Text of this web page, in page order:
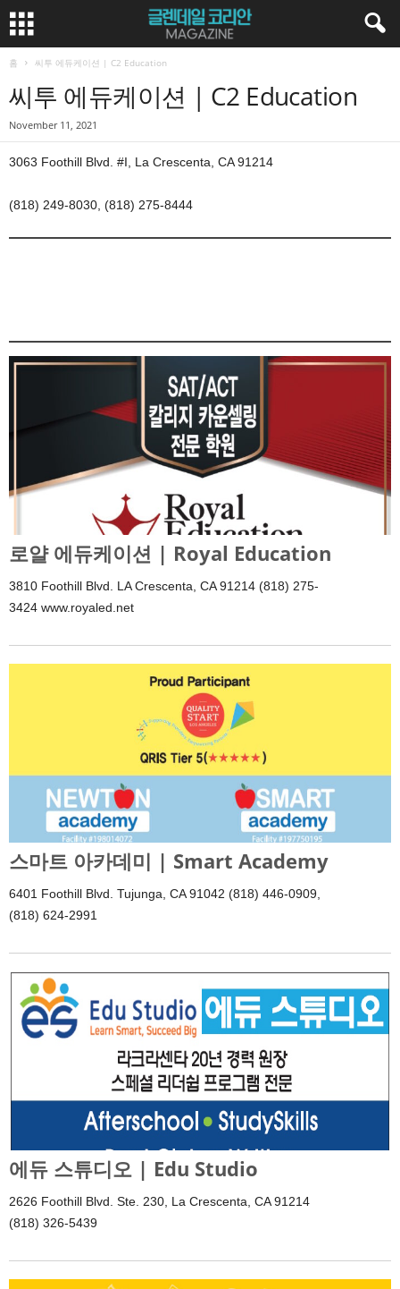
홈 씨투 에듀케이션 | C2 Education
씨투 에듀케이션 | C2 Education
November 11, 2021
3063 Foothill Blvd. #I, La Crescenta, CA 91214
(818) 249-8030, (818) 275-8444
로얄 에듀케이션 | Royal Education
3810 Foothill Blvd. LA Crescenta, CA 91214 (818) 275-
3424 www.royaled.net
스마트 아카데미 | Smart Academy
6401 Foothill Blvd. Tujunga, CA 91042 (818) 446-0909,
(818) 624-2991
에듀 스튜디오 | Edu Studio
2626 Foothill Blvd. Ste. 230, La Crescenta, CA 91214
(818) 326-5439